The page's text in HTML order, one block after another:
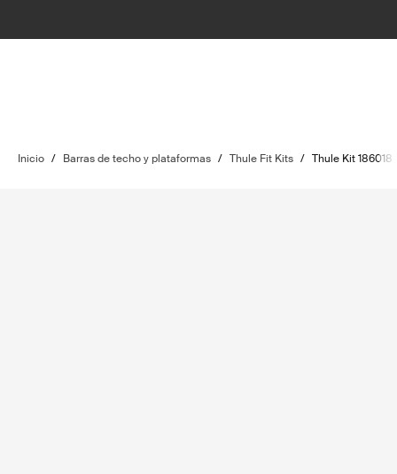
Inicio / Barras de techo y plataformas / Thule Fit Kits / Thule Kit 186018